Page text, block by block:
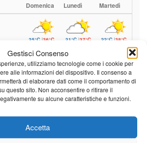
Gestisci Consenso
utilizziamo tecnologie come i cookie per
alle informazioni del dispositivo. Il consenso a
di elaborare dati come il comportamento di
questo sito. Non acconsentire o ritirare il
su alcune caratteristiche e funzioni.
Accetta
Domenica Lunedì Martedì
25°C|36°C 21°C|37°C 22°C |38°C
25°C|33°C 21°C|34°C 22°C|35°C
Previsioni a cura di: